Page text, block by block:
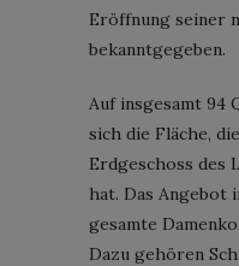
Eröffnung seiner
bekanntgegeben.
Auf insgesamt 94
sich die Fläche,
Erdgeschoss des
hat. Das Angebot
gesamte
Dazu gehören